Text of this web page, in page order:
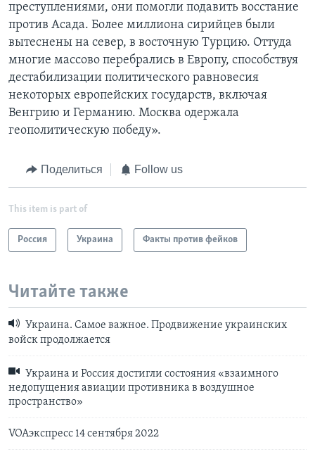
преступлениями, они помогли подавить восстание
против Асада. Более миллиона сирийцев были
вытеснены на север, в восточную Турцию. Оттуда
многие массово перебрались в Европу, способствуя
дестабилизации политического равновесия
некоторых европейских государств, включая
Венгрию и Германию. Москва одержала
геополитическую победу».
Поделиться Follow us
This item is part of
Россия Украина Факты против фейков
Читайте также
Украина. Самое важное. Продвижение украинских
войск продолжается
Украина и Россия достигли состояния «взаимного
недопущения авиации противника в воздушное
пространство»
VOAэкспресс 14 сентября 2022